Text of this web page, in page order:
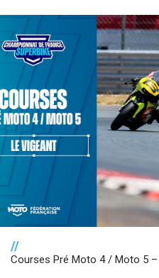
//
Courses Pré Moto 4 / Moto 5 –